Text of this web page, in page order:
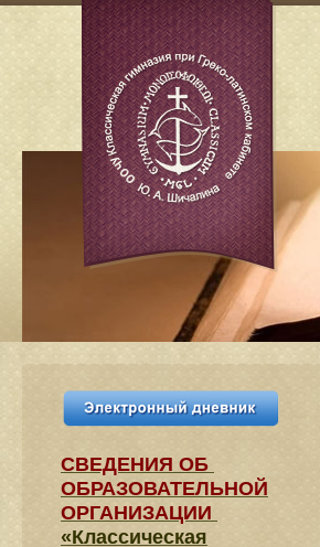
СВЕДЕНИЯ​ ОБ
ОБРАЗОВАТЕЛЬНОЙ
ОРГАНИЗАЦИИ
«Классическая